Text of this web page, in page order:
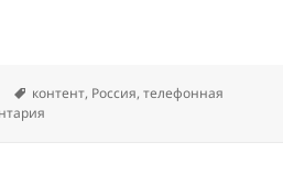
Метки
контент, Россия,телефонная